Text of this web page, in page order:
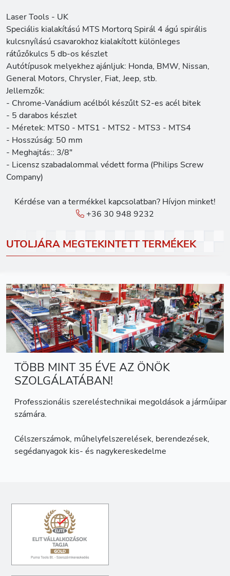
Laser Tools - UK
Speciális kialakítású MTS Mortorq Spirál 4 ágú spirális
kulcsnyílású csavarokhoz kialakított különleges
rátűzőkulcs 5 db-os készlet
Autótípusok melyekhez ajánljuk: Honda, BMW, Nissan,
General Motors, Chrysler, Fiat, Jeep, stb.
Jellemzők:
- Chrome-Vanádium acélból készűlt S2-es acél bitek
- 5 darabos készlet
- Méretek: MTS0 - MTS1 - MTS2 - MTS3 - MTS4
- Hosszúság: 50 mm
- Meghajtás:: 3/8"
- Licensz szabadalommal védett forma (Philips Screw
Company)
Kérdése van a termékkel kapcsolatban? Hívjon minket!
+36 30 948 9232
UTOLJÁRA MEGTEKINTETT TERMÉKEK
TÖBB MINT 35 ÉVE AZ ÖNÖK
SZOLGÁLATÁBAN!
Professzionális szereléstechnikai megoldások a járműipar
számára.
Célszerszámok, műhelyfelszerelések, berendezések,
segédanyagok kis- és nagykereskedelme